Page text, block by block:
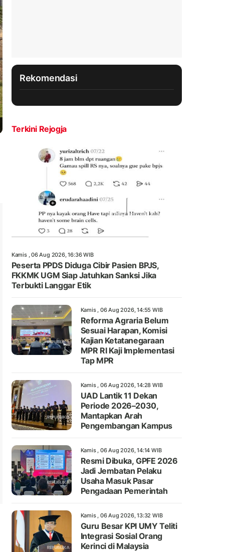
Rekomendasi
Terkini Rejogja
Kamis , 06 Aug 2026, 16:36 WIB
Peserta PPDS Diduga Cibir Pasien BPJS,
FKKMK UGM Siap Jatuhkan Sanksi Jika
Terbukti Langgar Etik
Kamis , 06 Aug 2026, 14:55 WIB
Reforma Agraria Belum
Sesuai Harapan, Komisi
Kajian Ketatanegaraan
MPR RI Kaji Implementasi
Tap MPR
Kamis , 06 Aug 2026, 14:28 WIB
UAD Lantik 11 Dekan
Periode 2026–2030,
Mantapkan Arah
Pengembangan Kampus
Kamis , 06 Aug 2026, 14:14 WIB
Resmi Dibuka, GPFE 2026
Jadi Jembatan Pelaku
Usaha Masuk Pasar
Pengadaan Pemerintah
Kamis , 06 Aug 2026, 13:32 WIB
Guru Besar KPI UMY Teliti
Integrasi Sosial Orang
Kerinci di Malaysia